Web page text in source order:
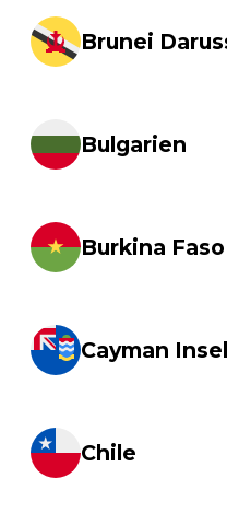
Brunei
Bulgarien
Burkina Faso
Cayman
Chile